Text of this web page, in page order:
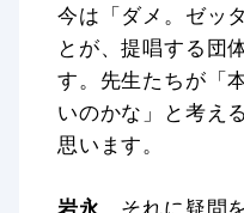
今は「ダメ。ゼッ
とが、提唱する団
す。先生たちが「
いのかな」と考え
思います。